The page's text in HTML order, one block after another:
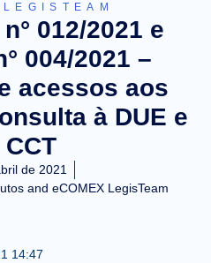
012/2021 e
004/2021 –
acessos aos
à DUE e
de 2021
and eCOMEX LegisTeam
14:47